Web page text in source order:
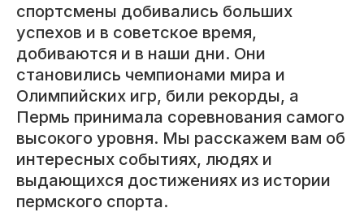
спортсмены добивались больших
успехов и в советское время,
добиваются и в наши дни. Они
становились чемпионами мира и
Олимпийских игр, били рекорды, а
Пермь принимала соревнования самого
высокого уровня. Мы расскажем вам об
интересных событиях, людях и
выдающихся достижениях из истории
пермского спорта.